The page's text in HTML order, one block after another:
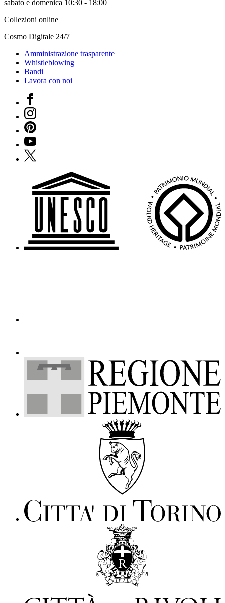
sabato e domenica 10:30 - 18:00
Collezioni online
Cosmo Digitale 24/7
Amministrazione trasparente
Whistleblowing
Bandi
Lavora con noi
Facebook
Instagram
Pinterest
YouTube
X